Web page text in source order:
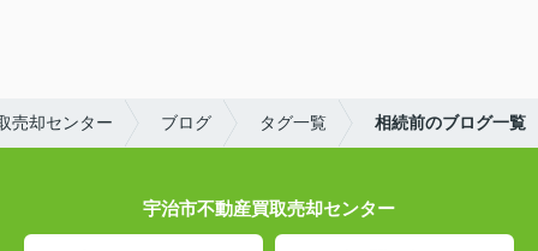
売却センター ブログ タグ一覧 相続前のブログ一覧
宇治市不動産買取売却センター